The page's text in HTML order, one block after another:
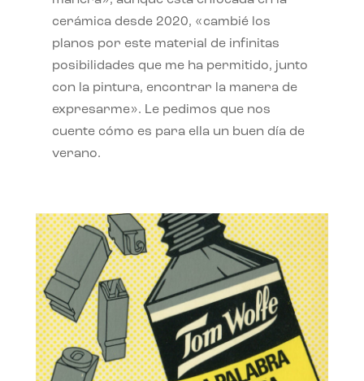
cerámica desde 2020, «cambié los
planos por este material de infinitas
posibilidades que me ha permitido, junto
con la pintura, encontrar la manera de
expresarme». Le pedimos que nos
cuente cómo es para ella un buen día de
verano.